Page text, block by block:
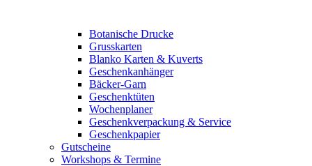
Botanische Drucke
Grusskarten
Blanko Karten & Kuverts
Geschenkanhänger
Bäcker-Garn
Geschenktüten
Wochenplaner
Geschenkverpackung & Service
Geschenkpapier
Gutscheine
Workshops & Termine